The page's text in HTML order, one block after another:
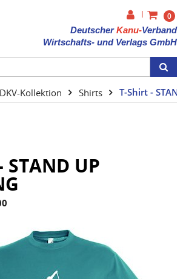
|
0
DeutscherKanu-Verband
Wirtschafts- und Verlags GmbH
DKV-Kollektion Shirts T-Shirt -
STAND UP